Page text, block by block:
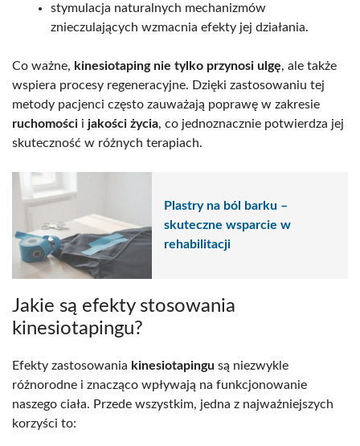
stymulacja naturalnych mechanizmów
znieczulających wzmacnia efekty jej działania.
Co ważne, kinesiotaping nie tylko przynosi ulgę, ale także
wspiera procesy regeneracyjne. Dzięki zastosowaniu tej
metody pacjenci często zauważają poprawę w zakresie
ruchomości i jakości życia, co jednoznacznie potwierdza jej
skuteczność w różnych terapiach.
Plastry na ból barku –
skuteczne wsparcie w
rehabilitacji
Jakie są efekty stosowania
kinesiotapingu?
Efekty zastosowania kinesiotapingu są niezwykle
różnorodne i znacząco wpływają na funkcjonowanie
naszego ciała. Przede wszystkim, jedna z najważniejszych
korzyści to: